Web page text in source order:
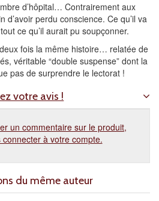
d’hôpital… Contrairement aux
d’avoir perdu conscience. Ce qu’il va
ce qu’il aurait pu soupçonner.
fois la même histoire… relatée de
véritable “double suspense” dont la
pas de surprendre le lectorat !
votre avis !
un commentaire sur le produit,
connecter à votre compte.
du même auteur